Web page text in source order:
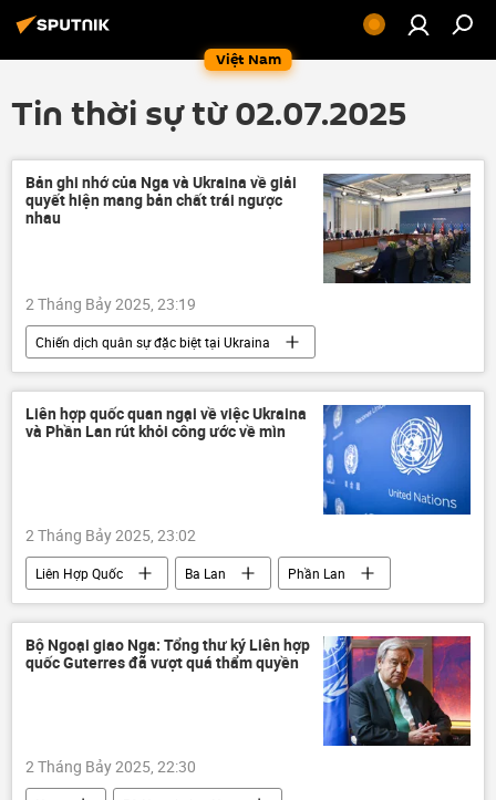
Việt Nam
Tin thời sự từ 02.07.2025
Bản ghi nhớ của Nga và Ukraina về giải
quyết hiện mang bản chất trái ngược
nhau
2 Tháng Bảy 2025, 23:19
Chiến dịch quân sự đặc biệt tại Ukraina
Nga
Ukraina
Cuộc khủng hoảng ở Ukraina
xung đột quân sự
thông tin
Liên hợp quốc quan ngại về việc Ukraina
và Phần Lan rút khỏi công ước về mìn
2 Tháng Bảy 2025, 23:02
Liên Hợp Quốc Ba Lan
Phần Lan
Ukraina
Thế giới thông tin
Bộ Ngoại giao Nga: Tổng thư ký Liên hợp
quốc Guterres đã vượt quá thẩm quyền
2 Tháng Bảy 2025, 22:30